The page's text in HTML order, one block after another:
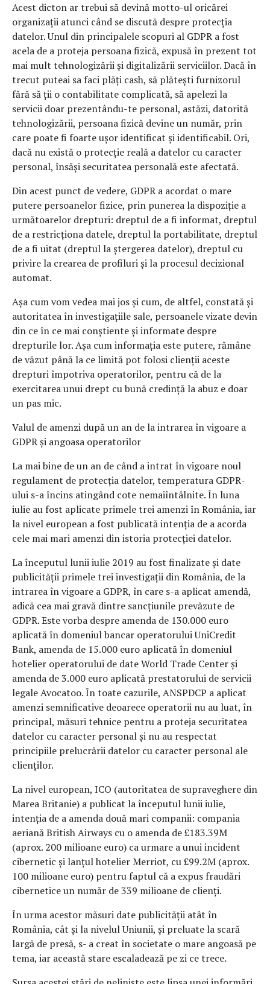
Acest dicton ar trebui să devină motto-ul oricărei
organizații atunci când se discută despre protecția
datelor. Unul din principalele scopuri al GDPR a fost
acela de a proteja persoana fizică, expusă în prezent tot
mai mult tehnologizării și digitalizării serviciilor. Dacă în
trecut puteai sa faci plăți cash, să plătești furnizorul
fără să ții o contabilitate complicată, să apelezi la
servicii doar prezentându-te personal, astăzi, datorită
tehnologizării, persoana fizică devine un număr, prin
care poate fi foarte ușor identificat și identificabil. Ori,
dacă nu există o protecție reală a datelor cu caracter
personal, însăși securitatea personală este afectată.
Din acest punct de vedere, GDPR a acordat o mare
putere persoanelor fizice, prin punerea la dispoziție a
următoarelor drepturi: dreptul de a fi informat, dreptul
de a restricționa datele, dreptul la portabilitate, dreptul
de a fi uitat (dreptul la ștergerea datelor), dreptul cu
privire la crearea de profiluri și la procesul decizional
automat.
Așa cum vom vedea mai jos și cum, de altfel, constată și
autoritatea în investigațiile sale, persoanele vizate devin
din ce în ce mai conștiente și informate despre
drepturile lor. Așa cum informația este putere, rămâne
de văzut până la ce limită pot folosi clienții aceste
drepturi împotriva operatorilor, pentru că de la
exercitarea unui drept cu bună credință la abuz e doar
un pas mic.
Valul de amenzi după un an de la intrarea în vigoare a
GDPR și angoasa operatorilor
La mai bine de un an de când a intrat în vigoare noul
regulament de protecția datelor, temperatura GDPR-
ului s-a încins atingând cote nemaiîntâlnite. În luna
iulie au fost aplicate primele trei amenzi în România, iar
la nivel european a fost publicată intenția de a acorda
cele mai mari amenzi din istoria protecției datelor.
La începutul lunii iulie 2019 au fost finalizate și date
publicității primele trei investigații din România, de la
intrarea în vigoare a GDPR, în care s-a aplicat amendă,
adică cea mai gravă dintre sancțiunile prevăzute de
GDPR. Este vorba despre amenda de 130.000 euro
aplicată în domeniul bancar operatorului UniCredit
Bank, amenda de 15.000 euro aplicată în domeniul
hotelier operatorului de date World Trade Center și
amenda de 3.000 euro aplicată prestatorului de servicii
legale Avocatoo. În toate cazurile, ANSPDCP a aplicat
amenzi semnificative deoarece operatorii nu au luat, în
principal, măsuri tehnice pentru a proteja securitatea
datelor cu caracter personal și nu au respectat
principiile prelucrării datelor cu caracter personal ale
clienților.
La nivel european, ICO (autoritatea de supraveghere din
Marea Britanie) a publicat la începutul lunii iulie,
intenția de a amenda două mari companii: compania
aeriană British Airways cu o amenda de £183.39M
(aprox. 200 milioane euro) ca urmare a unui incident
cibernetic și lanțul hotelier Merriot, cu £99.2M (aprox.
100 milioane euro) pentru faptul că a expus fraudări
cibernetice un număr de 339 milioane de clienți.
În urma acestor măsuri date publicității atât în
România, cât și la nivelul Uniunii, și preluate la scară
largă de presă, s- a creat în societate o mare angoasă pe
tema, iar această stare escaladează pe zi ce trece.